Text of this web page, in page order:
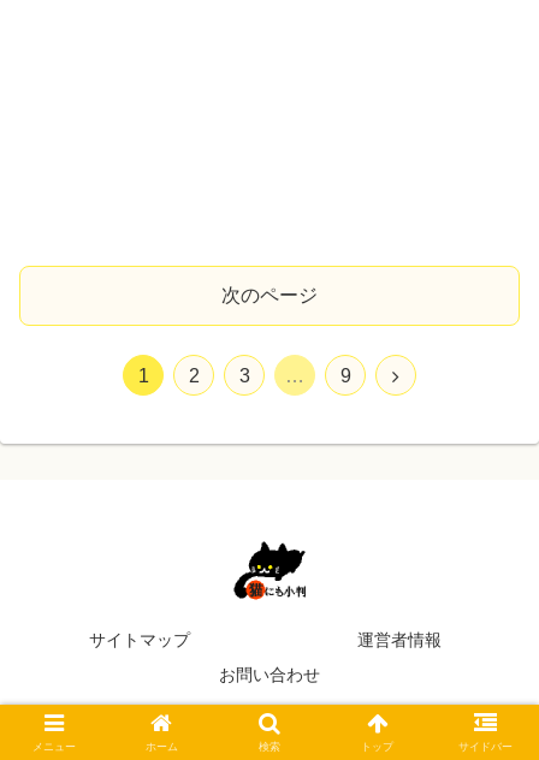
次のページ
1 2 3 … 9
サイトマップ
運営者情報
お問い合わせ
© 2017 猫にも小判.
メニュー ホーム 検索 トップ サイドバー